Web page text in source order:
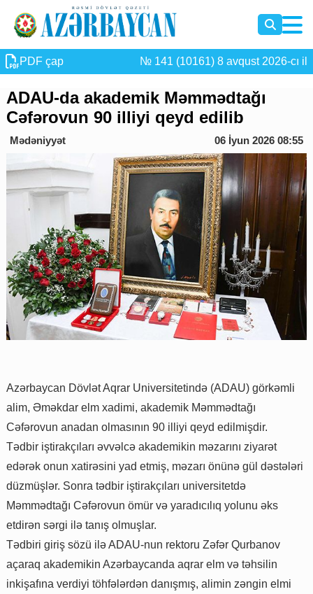
PDF çap № 141 (10161) 8 avqust 2026-cı il
ADAU-da akademik Məmmədtağı
Cəfərovun 90 illiyi qeyd edilib
Mədəniyyət 06 İyun 2026 08:55
Azərbaycan Dövlət Aqrar Universitetində (ADAU) görkəmli
alim, Əməkdar elm xadimi, akademik Məmmədtağı
Cəfərovun anadan olmasının 90 illiyi qeyd edilmişdir.
Tədbir iştirakçıları əvvəlcə akademikin məzarını ziyarət
edərək onun xatirəsini yad etmiş, məzarı önünə gül dəstələri
düzmüşlər. Sonra tədbir iştirakçıları universitetdə
Məmmədtağı Cəfərovun ömür və yaradıcılıq yolunu əks
etdirən sərgi ilə tanış olmuşlar.
Tədbiri giriş sözü ilə ADAU-nun rektoru Zəfər Qurbanov
açaraq akademikin Azərbaycanda aqrar elm və təhsilin
inkişafına verdiyi töhfələrdən danışmış, alimin zəngin elmi